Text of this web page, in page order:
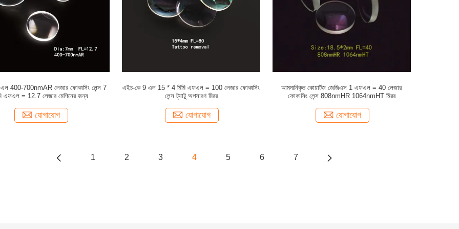
400-700nmAR লেজার ফোকাসিং লেন্স 7
এফএল = 12.7 লেজার মেশিনের জন্য
যোগাযোগ
এইচ-কে 9 এল 15 * 4 মিমি এফএল = 100 লেজার ফোকাসিং
লেন্স ট্যাটু অপসারণ মিরর
যোগাযোগ
আমদানিকৃত কোয়ার্টজ জেজিএস 1 এফএল = 40 লেজার
ফোকাসিং লেন্স 808nmHR 1064nmHT মিরর
যোগাযোগ
1 2 3 4 5 6 7